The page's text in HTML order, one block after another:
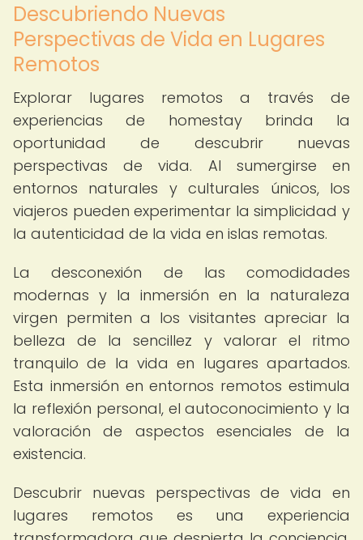
Descubriendo Nuevas
Perspectivas de Vida en Lugares
Remotos
Explorar lugares remotos a través de
experiencias de homestay brinda la
oportunidad de descubrir nuevas
perspectivas de vida. Al sumergirse en
entornos naturales y culturales únicos, los
viajeros pueden experimentar la simplicidad y
la autenticidad de la vida en islas remotas.
La desconexión de las comodidades
modernas y la inmersión en la naturaleza
virgen permiten a los visitantes apreciar la
belleza de la sencillez y valorar el ritmo
tranquilo de la vida en lugares apartados.
Esta inmersión en entornos remotos estimula
la reflexión personal, el autoconocimiento y la
valoración de aspectos esenciales de la
existencia.
Descubrir nuevas perspectivas de vida en
lugares remotos es una experiencia